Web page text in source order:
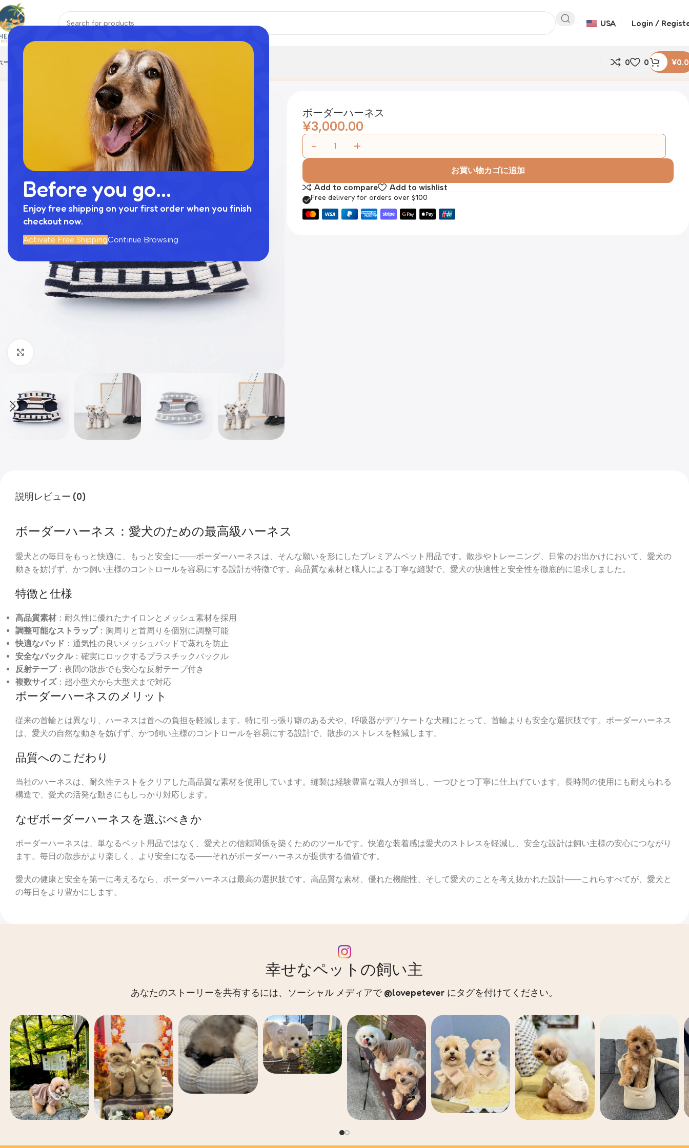
Before you go...
Enjoy free shipping on your first order when you finish
checkout now.
Activate Free ShippingContinue Browsing
USA Login /
ム ペットウェアペット寝具リード 0 0 ¥
ボーダーハーネス
ボーダーハーネス
¥3,000.00
お買い物カゴに追加
Add to compare
Add to wishlist
Free delivery for orders over $100
説明レビュー (0)
ボーダーハーネス：愛犬のための最高級ハーネス
愛犬との毎日をもっと快適に、もっと安全に――ボーダーハーネスは、そんな願いを形にしたプレミアムペット用品です。散歩やトレーニング、日常のお出かけにおいて、愛犬の
動きを妨げず、かつ飼い主様のコントロールを容易にする設計が特徴です。高品質な素材と職人による丁寧な縫製で、愛犬の快適性と安全性を徹底的に追求しました。
特徴と仕様
高品質素材 ：耐久性に優れたナイロンとメッシュ素材を採用
調整可能なストラップ：胸周りと首周りを個別に調整可能
快適なパッド ：通気性の良いメッシュパッドで蒸れを防止
安全なバックル：確実にロックするプラスチックバックル
反射テープ：夜間の散歩でも安心な反射テープ付き
複数サイズ：超小型犬から大型犬まで対応
ボーダーハーネスのメリット
従来の首輪とは異なり、ハーネスは首への負担を軽減します。特に引っ張り癖のある犬や、呼吸器がデリケートな犬種にとって、首輪よりも安全な選択肢です。ボーダーハーネス
は、愛犬の自然な動きを妨げず、かつ飼い主様のコントロールを容易にする設計で、散歩のストレスを軽減します。
品質へのこだわり
当社のハーネスは、耐久性テストをクリアした高品質な素材を使用しています。縫製は経験豊富な職人が担当し、一つひとつ丁寧に仕上げています。長時間の使用にも耐えられる
構造で、愛犬の活発な動きにもしっかり対応します。
なぜボーダーハーネスを選ぶべきか
ボーダーハーネスは、単なるペット用品ではなく、愛犬との信頼関係を築くためのツールです。快適な装着感は愛犬のストレスを軽減し、安全な設計は飼い主様の安心につながり
ます。毎日の散歩がより楽しく、より安全になる――それがボーダーハーネスが提供する価値です。
愛犬の健康と安全を第一に考えるなら、ボーダーハーネスは最高の選択肢です。高品質な素材、優れた機能性、そして愛犬のことを考え抜かれた設計――これらすべてが、愛犬と
の毎日をより豊かにします。
幸せなペットの飼い主
あなたのストーリーを共有するには、ソーシャル メディアで @lovepetever にタグを付けてください。